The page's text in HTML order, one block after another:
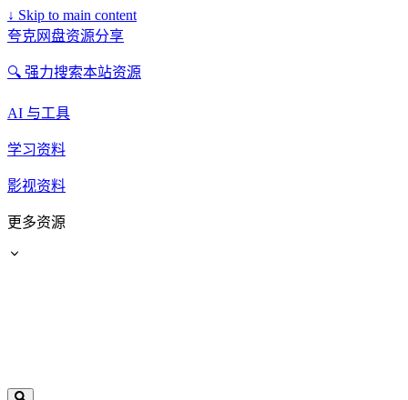
↓ Skip to main content
夸克网盘资源分享
🔍 强力搜索本站资源
AI 与工具
学习资料
影视资料
更多资源